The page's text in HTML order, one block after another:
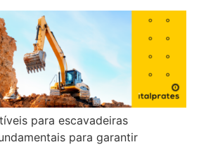
para escavadeiras
para garantir